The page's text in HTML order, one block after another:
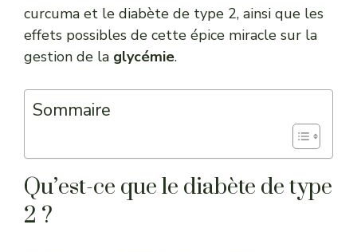
curcuma et le diabète de type 2, ainsi que les
effets possibles de cette épice miracle sur la
gestion de la glycémie.
Sommaire
Qu’est-ce que le diabète de type
2 ?